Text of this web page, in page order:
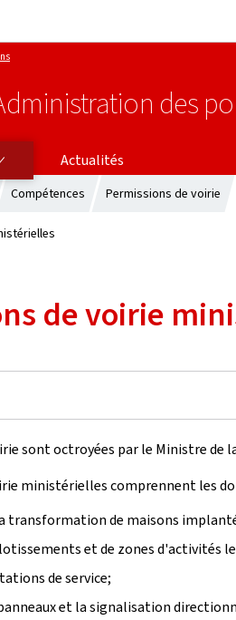
des
Actualités
Compétences Permissions de voirie
de voirie
sont octroyées par le Ministre de
ministérielles comprennent les
transformation de maisons
et de zones d'activités
de service;
et la signalisation